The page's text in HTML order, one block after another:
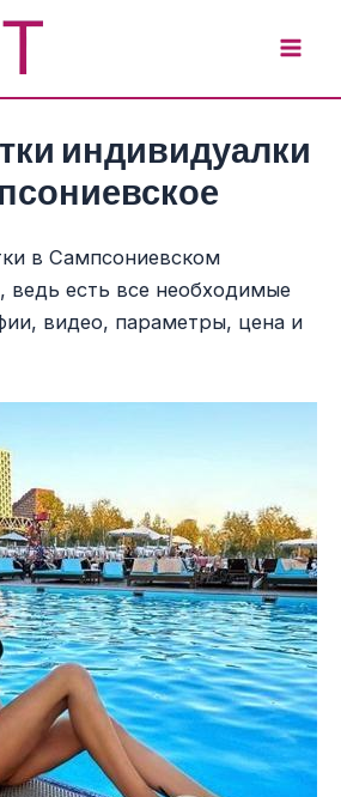
индивидуалки
в Сампсониевском
ведь есть все необходимые
видео, параметры, цена и